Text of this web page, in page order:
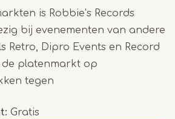
is Robbie’s Records
bij evenementen van andere
Retro, Dipro Events en Record
de platenmarkt op
tegen
Gratis